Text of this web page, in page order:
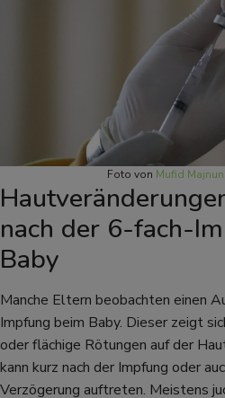
Foto von Mufid Majnun
nach der 6-fach-
Baby
Manche Eltern beobachten einen
Impfung beim Baby. Dieser zeigt
oder flächige Rötungen auf der
kann kurz nach der Impfung oder
Verzögerung auftreten. Meistens